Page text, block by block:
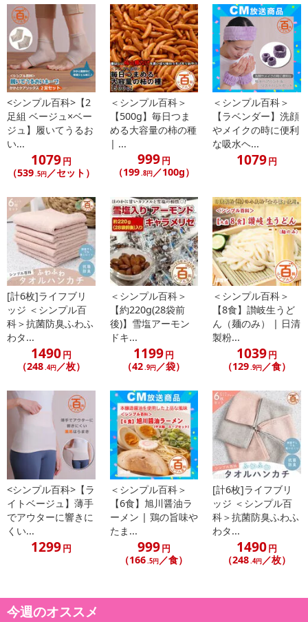
発送日カレンダー
■ その他共通および商品カテゴリー別注意事項（※必ずご確認くだ
さい）
こちらの情報は2026-07-09 14:08:36.0での情報となります。
<シンプル百科>【2
足組 ベージュ×ベー
ジュ】履いてうるお
い...
1079円
（539.5円／セット）
＜シンプル百科＞
【500g】毎日つま
める大容量の柿の種
| ...
999円
（199.8円／100g）
＜シンプル百科＞
【ラベンダー】洗顔
やメイクの時に便利
な吸水ヘ...
1079円
[計6枚]ライフブリ
ッジ ＜シンプル百
科＞抗菌防臭ふわふ
わタ...
1490円
（248.4円／枚）
＜シンプル百科＞
【約220g(28袋前
後)】雪塩アーモン
ドキ...
1199円
（42.9円／袋）
＜シンプル百科＞
【8食】讃岐生うど
ん（麺のみ） | 日清
製粉...
1039円
（129.9円／食）
<シンプル百科>【ラ
イトベージュ】薄手
でアウターに響きに
くい...
1299円
＜シンプル百科＞
【6食】旭川醤油ラ
ーメン | 鶏の旨味や
たま...
999円
（166.5円 ／食）
[計6枚]ライフブリ
ッジ ＜シンプル百
科＞抗菌防臭ふわふ
わタ...
1490円
（248.4円 ／枚）
今週のオススメ